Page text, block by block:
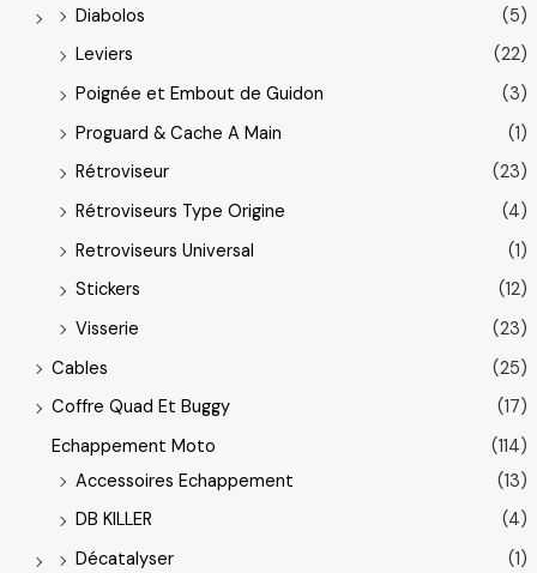
Diabolos
(5)
Leviers
(22)
Poignée et Embout de Guidon
(3)
Proguard & Cache A Main
(1)
Rétroviseur
(23)
Rétroviseurs Type Origine
(4)
Retroviseurs Universal
(1)
Stickers
(12)
Visserie
(23)
Cables
(25)
Coffre Quad Et Buggy
(17)
Echappement Moto
(114)
Accessoires Echappement
(13)
DB KILLER
(4)
Décatalyser
(1)